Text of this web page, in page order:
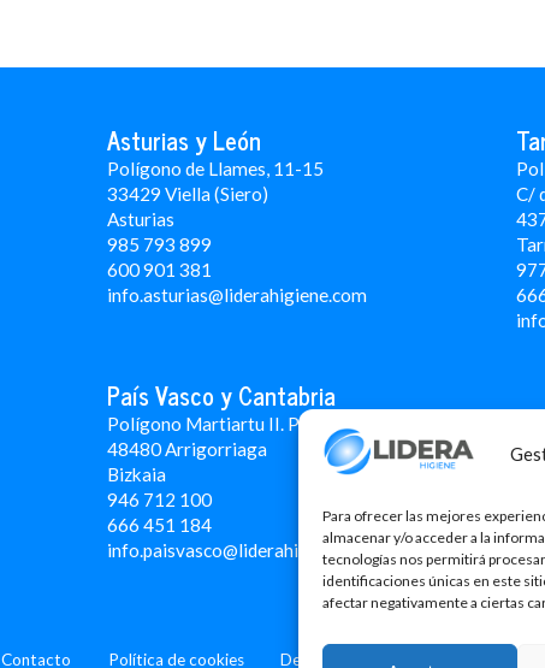
Para ofrecer las mejores
almacenar y/o acceder a la
tecnologías nos permitirá
identificaciones únicas en este
afectar negativamente a ciertas
Asturias y León
Polígono de Llames, 11-15
33429 Viella (Siero)
Asturias
985 793 899
600 901 381
info.asturias@liderahigiene.com
C/
País Vasco y Cantabria
Polígono Martiartu II. Pabellón 4A
48480 Arrigorriaga
Bizkaia
946 712 100
666 451 184
info.paisvasco@liderahigiene.com
Contacto Política de cookies Design: MgComunicació